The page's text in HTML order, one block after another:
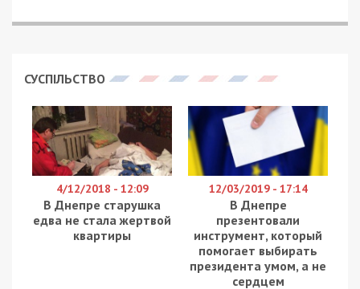
СУСПІЛЬСТВО
4/12/2018 - 12:09
В Днепре старушка
едва не стала жертвой
квартиры
12/03/2019 - 17:14
В Днепре
презентовали
инструмент, который
помогает выбирать
президента умом, а не
сердцем